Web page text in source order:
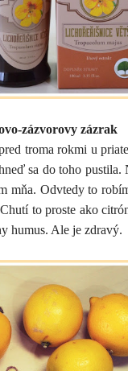
zázvorovy zázrak
troma rokmi u
sa do toho
mňa. Odvtedy to
to proste ako
humus. Ale je zdravý.